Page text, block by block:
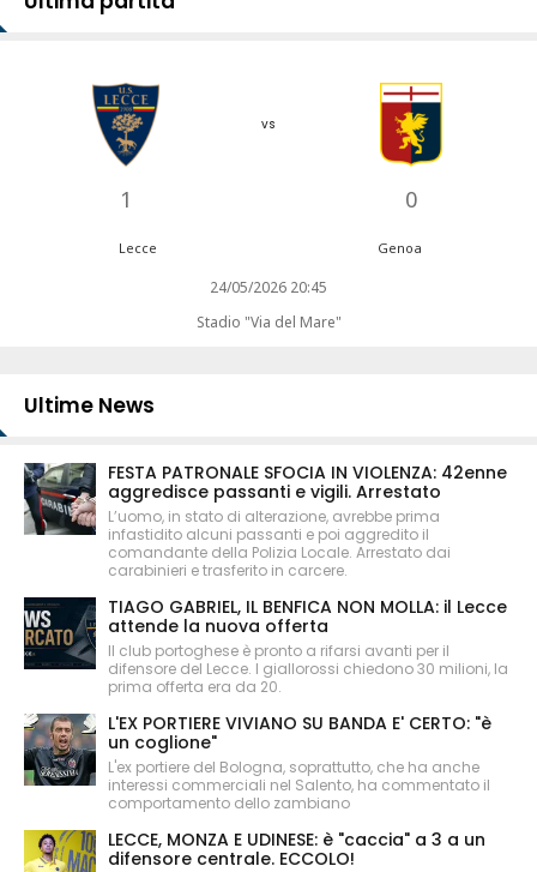
1
vs
0
Lecce Genoa
24/05/2026 20:45
Stadio "Via del Mare"
Ultime News
FESTA PATRONALE SFOCIA IN VIOLENZA: 42enne
aggredisce passanti e vigili. Arrestato
L’uomo, in stato di alterazione, avrebbe prima
infastidito alcuni passanti e poi aggredito il
comandante della Polizia Locale. Arrestato dai
carabinieri e trasferito in carcere.
TIAGO GABRIEL, IL BENFICA NON MOLLA: il Lecce
attende la nuova offerta
Il club portoghese è pronto a rifarsi avanti per il
difensore del Lecce. I giallorossi chiedono 30 milioni, la
prima offerta era da 20.
L'EX PORTIERE VIVIANO SU BANDA E' CERTO: "è
un coglione"
L'ex portiere del Bologna, soprattutto, che ha anche
interessi commerciali nel Salento, ha commentato il
comportamento dello zambiano
LECCE, MONZA E UDINESE: è "caccia" a 3 a un
difensore centrale. ECCOLO!